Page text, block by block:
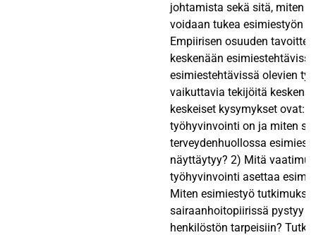
johtamista sekä sitä, miten
voidaan tukea esimiestyön
Empiirisen osuuden
keskenään
esimiestehtävissä olevien
vaikuttavia tekijöitä
keskeiset kysymykset ovat:
työhyvinvointi on ja miten se
terveydenhuollossa
näyttäytyy? 2) Mitä
työhyvinvointi asettaa
Miten esimiestyö
sairaanhoitopiirissä pystyy
henkilöstön tarpeisiin?